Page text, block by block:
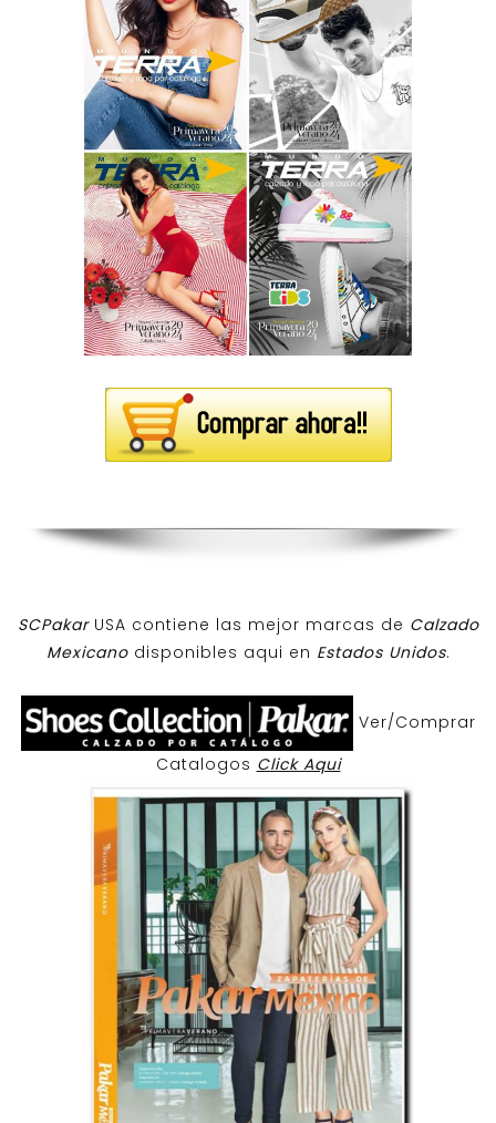
SCPakar USA contiene las mejor marcas de Calzado
Mexicanodisponibles aqui en Estados Unidos.
Ver/Comprar
Catalogos Click Aqui